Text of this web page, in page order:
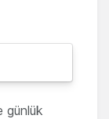
günlük